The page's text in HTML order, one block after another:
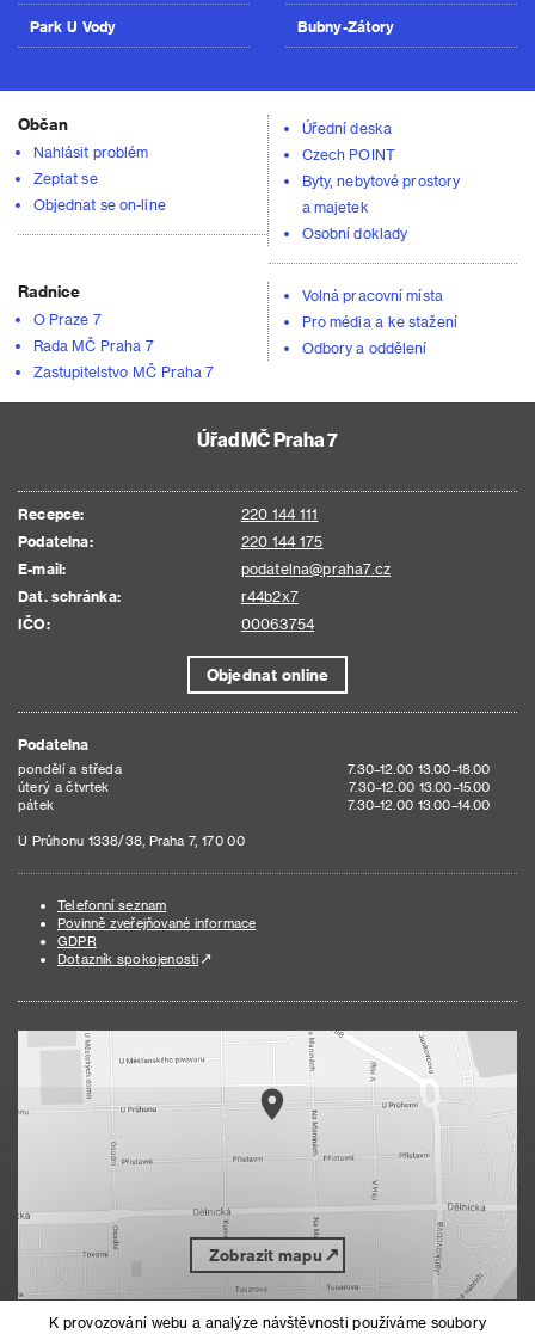
Park U Vody Bubny-Zátory
Občan
Nahlásit problém
Zeptat se
Objednat se on-line
Úřední deska
Czech POINT
Byty, nebytové prostory
a majetek
Osobní doklady
Radnice
O Praze 7
Rada MČ Praha 7
Zastupitelstvo MČ Praha 7
Volná pracovní místa
Pro média a ke stažení
Odbory a oddělení
Úřad MČ Praha 7
Recepce:
220 144 111
Podatelna:
220 144 175
E-mail:
podatelna@praha7.cz
Dat. schránka:
r44b2x7
IČO:
00063754
Objednat online
Podatelna
pondělí a středa
7.30–12.00 13.00–18.00
úterý a čtvrtek
7.30–12.00 13.00–15.00
pátek
7.30–12.00 13.00–14.00
U Průhonu 1338/38, Praha 7, 170 00
Telefonní seznam
Povinně zveřejňované informace
GDPR
Dotazník spokojenosti
Zobrazit mapu
K provozování webu a analýze návštěvnosti používáme soubory